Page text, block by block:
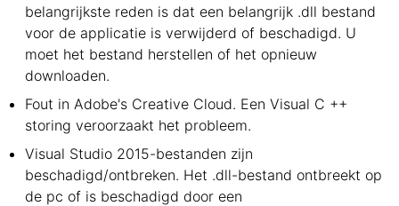
belangrijkste reden is dat een belangrijk .dll bestand
voor de applicatie is verwijderd of beschadigd. U
moet het bestand herstellen of het opnieuw
downloaden.
Fout in Adobe's Creative Cloud. Een Visual C ++
storing veroorzaakt het probleem.
Visual Studio 2015-bestanden zijn
beschadigd/ontbreken. Het .dll-bestand ontbreekt op
de pc of is beschadigd door een